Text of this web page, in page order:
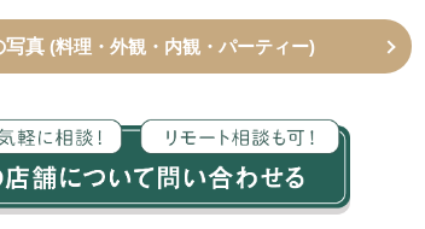
写真 (料理・外観・内観・パーティー)